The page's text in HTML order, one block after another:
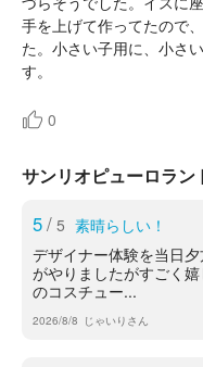
手を上げて作ってたので
た。小さい子用に、小さ
す。
0
サンリオピューロラン
5/ 5 素晴らしい！
デザイナー体験を当日
がやりましたがすごく
のコスチュー...
2026/8/8 じゃいりさん